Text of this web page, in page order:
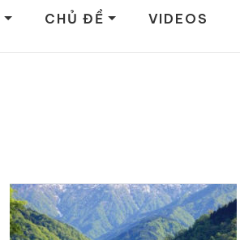
CHỦ ĐỀ VIDEOS